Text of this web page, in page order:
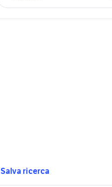
Salva ricerca